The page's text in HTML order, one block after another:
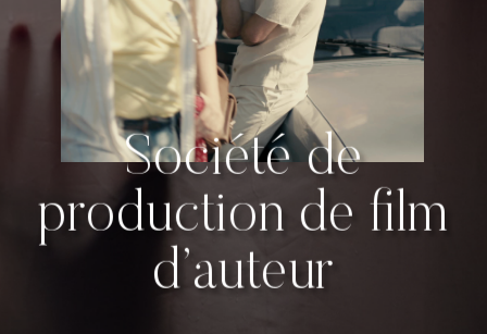
Société de
production de film
d’auteur